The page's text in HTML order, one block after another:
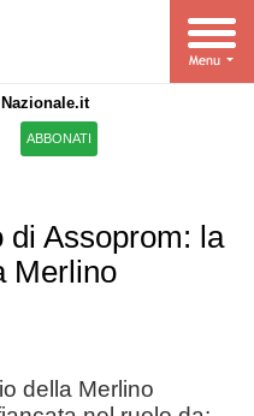
IlNazionale.it
ABBONATI
di Assoprom: la
Merlino
della Merlino